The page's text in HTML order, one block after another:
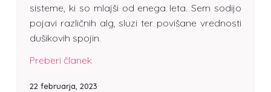
sisteme, ki so mlajši od enega leta. Sem sodijo
pojavi različnih alg, sluzi ter povišane vrednosti
dušikovih spojin.
Preberi članek
22 februarja, 2023